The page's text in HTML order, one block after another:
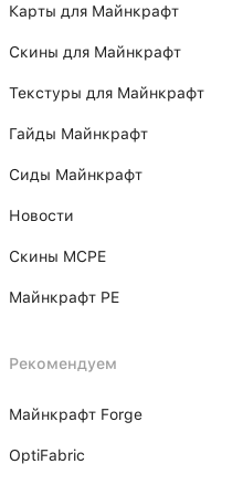
Карты для Майнкрафт
Скины для Майнкрафт
Текстуры для Майнкрафт
Гайды Майнкрафт
Сиды Майнкрафт
Новости
Скины MCPE
Майнкрафт PE
Рекомендуем
Майнкрафт Forge
OptiFabric